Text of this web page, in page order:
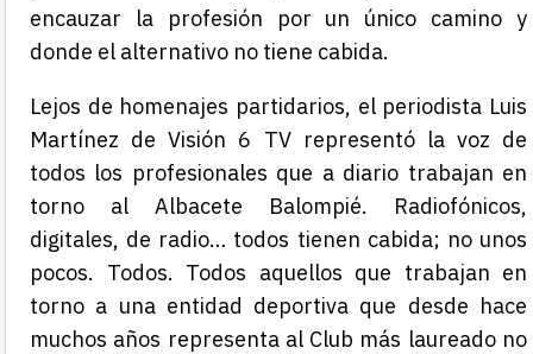
encauzar la profesión por un único camino y
donde el alternativo no tiene cabida.
Lejos de homenajes partidarios, el periodista Luis
Martínez de Visión 6 TV representó la voz de
todos los profesionales que a diario trabajan en
torno al Albacete Balompié. Radiofónicos,
digitales, de radio… todos tienen cabida; no unos
pocos. Todos. Todos aquellos que trabajan en
torno a una entidad deportiva que desde hace
muchos años representa al Club más laureado no